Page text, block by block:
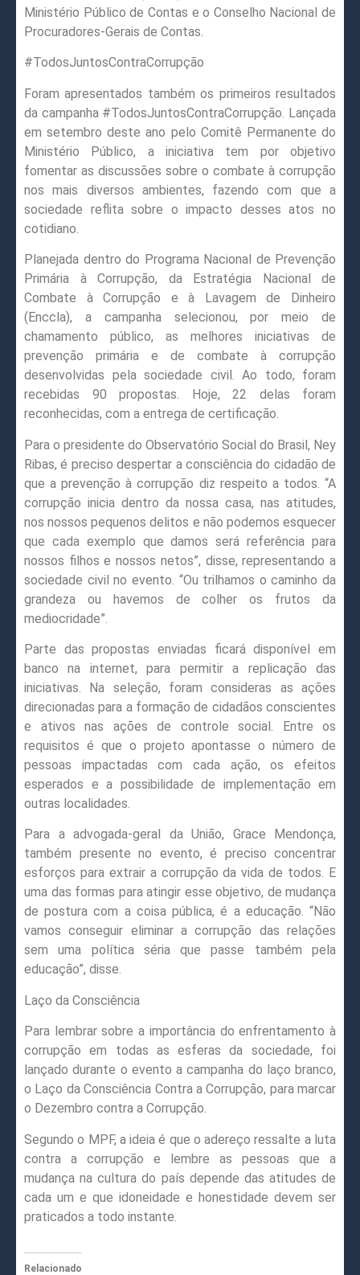
Ministério Público de Contas e o Conselho Nacional de
Procuradores-Gerais de Contas.
#TodosJuntosContraCorrupção
Foram apresentados também os primeiros resultados
da campanha #TodosJuntosContraCorrupção. Lançada
em setembro deste ano pelo Comitê Permanente do
Ministério Público, a iniciativa tem por objetivo
fomentar as discussões sobre o combate à corrupção
nos mais diversos ambientes, fazendo com que a
sociedade reflita sobre o impacto desses atos no
cotidiano.
Planejada dentro do Programa Nacional de Prevenção
Primária à Corrupção, da Estratégia Nacional de
Combate à Corrupção e à Lavagem de Dinheiro
(Enccla), a campanha selecionou, por meio de
chamamento público, as melhores iniciativas de
prevenção primária e de combate à corrupção
desenvolvidas pela sociedade civil. Ao todo, foram
recebidas 90 propostas. Hoje, 22 delas foram
reconhecidas, com a entrega de certificação.
Para o presidente do Observatório Social do Brasil, Ney
Ribas, é preciso despertar a consciência do cidadão de
que a prevenção à corrupção diz respeito a todos. “A
corrupção inicia dentro da nossa casa, nas atitudes,
nos nossos pequenos delitos e não podemos esquecer
que cada exemplo que damos será referência para
nossos filhos e nossos netos”, disse, representando a
sociedade civil no evento. “Ou trilhamos o caminho da
grandeza ou havemos de colher os frutos da
mediocridade”.
Parte das propostas enviadas ficará disponível em
banco na internet, para permitir a replicação das
iniciativas. Na seleção, foram consideras as ações
direcionadas para a formação de cidadãos conscientes
e ativos nas ações de controle social. Entre os
requisitos é que o projeto apontasse o número de
pessoas impactadas com cada ação, os efeitos
esperados e a possibilidade de implementação em
outras localidades.
Para a advogada-geral da União, Grace Mendonça,
também presente no evento, é preciso concentrar
esforços para extrair a corrupção da vida de todos. E
uma das formas para atingir esse objetivo, de mudança
de postura com a coisa pública, é a educação. “Não
vamos conseguir eliminar a corrupção das relações
sem uma política séria que passe também pela
educação”, disse.
Laço da Consciência
Para lembrar sobre a importância do enfrentamento à
corrupção em todas as esferas da sociedade, foi
lançado durante o evento a campanha do laço branco,
o Laço da Consciência Contra a Corrupção, para marcar
o Dezembro contra a Corrupção.
Segundo o MPF, a ideia é que o adereço ressalte a luta
contra a corrupção e lembre as pessoas que a
mudança na cultura do país depende das atitudes de
cada um e que idoneidade e honestidade devem ser
praticados a todo instante.
Relacionado